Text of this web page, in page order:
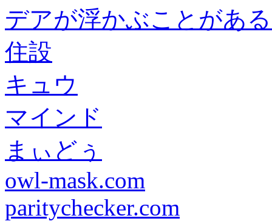
デアが浮かぶことがあ
住設
キュウ
マインド
まぃどぅ
owl-mask.com
paritychecker.com